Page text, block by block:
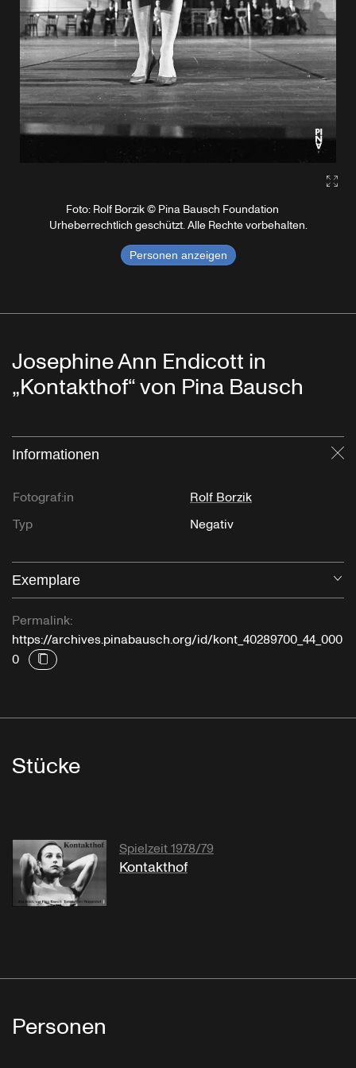
Foto: Rolf Borzik © Pina Bausch Foundation
Urheberrechtlich geschützt. Alle Rechte vorbehalten.
Personen anzeigen
Josephine Ann Endicott in
„Kontakthof“ von Pina Bausch
Informationen
Fotograf:in
Rolf Borzik
Typ
Negativ
Exemplare
Permalink:
https://archives.pinabausch.org/id/kont_40289700_44_000
0
Stücke
Spielzeit 1978/79
Kontakthof
Personen